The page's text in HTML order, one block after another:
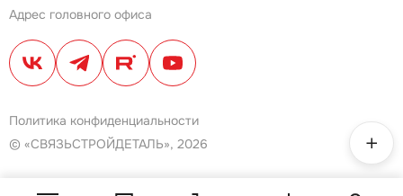
Адрес головного офиса
Политика конфиденциальности
© «СВЯЗЬСТРОЙДЕТАЛЬ», 2026